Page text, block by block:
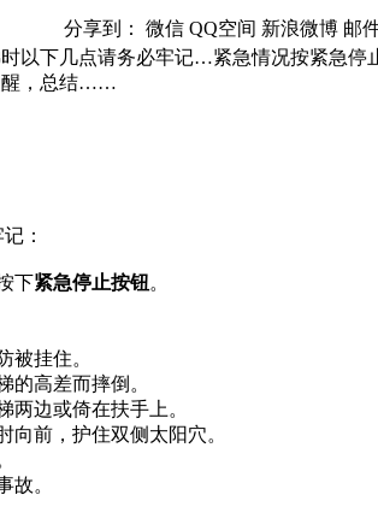
分享到： 微信 QQ空间 新浪微博 邮
以下几点请务必牢记…紧急情况按紧
醒，总结……
：
下紧急停止按钮。
被挂住。
的高差而摔倒。
边或倚在扶手上。
前，护住双侧太阳穴。
故。